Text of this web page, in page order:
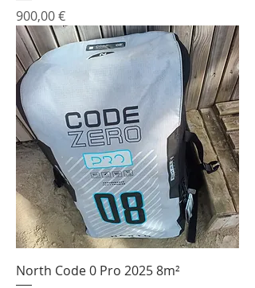
Prix
900,00 €
North Code 0 Pro 2025 8m²